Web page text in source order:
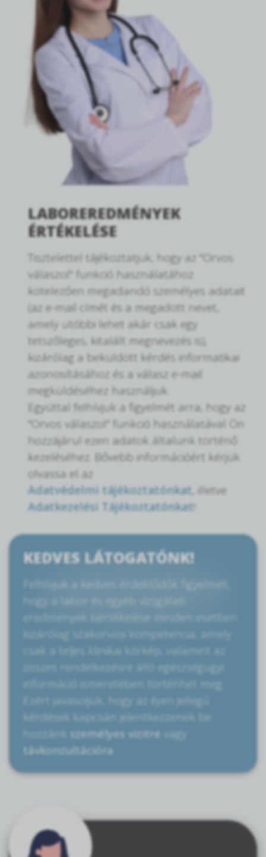
LABOREREDMÉNYEK
ÉRTÉKELÉSE
Tisztelettel tájékoztatjuk, hogy az "Orvos
válaszol" funkció használatához
kötelezően megadandó személyes adatait
(az e-mail címét és a megadott nevet,
amely utóbbi lehet akár csak egy
tetszőleges, kitalált megnevezés is),
kizárólag a beküldött kérdés informatikai
azonosításához és a válasz e-mail
megküldéséhez használjuk.
Egyúttal felhívjuk a figyelmét arra, hogy az
"Orvos válaszol" funkció használatával Ön
hozzájárul ezen adatok általunk történő
kezeléséhez. Bővebb információért kérjük
olvassa el az
Adatvédelmi tájékoztatónkat , illetve
Adatkezelési Tájékoztatónkat!
KEDVES LÁTOGATÓNK!
Felhívjuk a kedves érdeklődők figyelmét,
hogy a labor és egyéb vizsgálati
eredmények kiértékelése minden esetben
kizárólag szakorvosi kompetencia, amely
csak a teljes klinikai kórkép, valamint az
összes rendelkezésre álló egészségügyi
információ ismeretében történhet meg.
Ezért javasoljuk, hogy az ilyen jellegű
kérdések kapcsán jelentkezzenek be
hozzánk személyes vizitre vagy
távkonzultációra